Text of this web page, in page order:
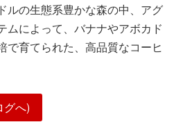
ルの生態系豊かな森の中、アグ
ムによって、バナナやアボカド
で育てられた、高品質なコーヒ
グへ)